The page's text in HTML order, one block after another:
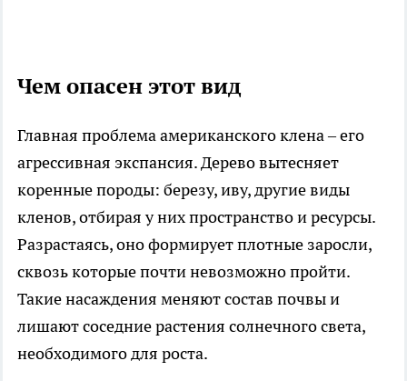
Чем опасен этот вид
Главная проблема американского клена – его
агрессивная экспансия. Дерево вытесняет
коренные породы: березу, иву, другие виды
кленов, отбирая у них пространство и ресурсы.
Разрастаясь, оно формирует плотные заросли,
сквозь которые почти невозможно пройти.
Такие насаждения меняют состав почвы и
лишают соседние растения солнечного света,
необходимого для роста.